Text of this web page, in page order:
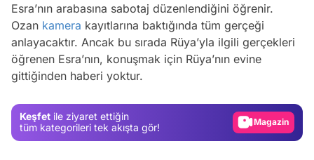
Esra’nın arabasına sabotaj düzenlendiğini öğrenir.
Ozan kamera kayıtlarına baktığında tüm gerçeği
anlayacaktır. Ancak bu sırada Rüya’yla ilgili gerçekleri
öğrenen Esra’nın, konuşmak için Rüya’nın evine
gittiğinden haberi yoktur.
Keşfet ile ziyaret ettiğin
tüm kategorileri tek akışta gör!
Video